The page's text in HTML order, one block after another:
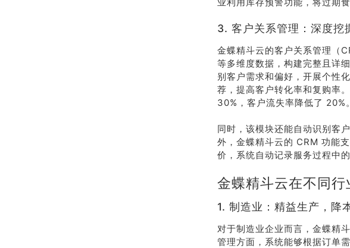
3. 客户关系管理：深度挖
金蝶精斗云的客户关系管理（
等多维度数据，构建完整且详
别客户需求和偏好，开展个性
荐，提高客户转化率和复购率
30%，客户流失率降低了 20%。
同时，该模块还能自动识别客
外，金蝶精斗云的 CRM 功能
价，系统自动记录服务过程中
金蝶精斗云在不同行
1. 制造业：精益生产，降
对于制造业企业而言，金蝶精
管理方面，系统能够根据订单